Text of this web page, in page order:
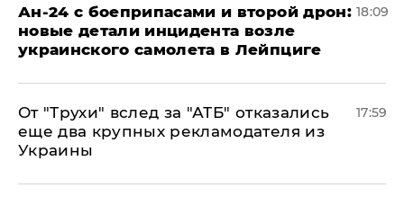
Ан-24 с боеприпасами и второй дрон:
новые детали инцидента возле
украинского самолета в Лейпциге
18:09
От "Трухи" вслед за "АТБ" отказались
еще два крупных рекламодателя из
Украины
17:59